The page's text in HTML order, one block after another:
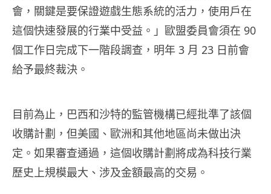
會，關鍵是要保證遊戲生態系統的活力，使用戶在
這個快速發展的行業中受益。」歐盟委員會須在 90
個工作日完成下一階段調查，明年 3 月 23 日前會
給予最終裁決。
目前為止，巴西和沙特的監管機構已經批準了該個
收購計劃，但美國、歐洲和其他地區尚未做出決
定。如果審查通過，這個收購計劃將成為科技行業
歷史上規模最大、涉及金額最高的交易。